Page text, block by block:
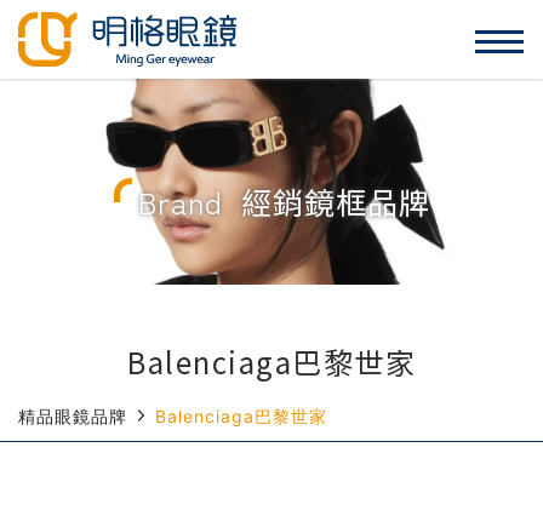
Brand 經銷鏡框品牌
Balenciaga巴黎世家
精品眼鏡品牌 Balenciaga巴黎世家